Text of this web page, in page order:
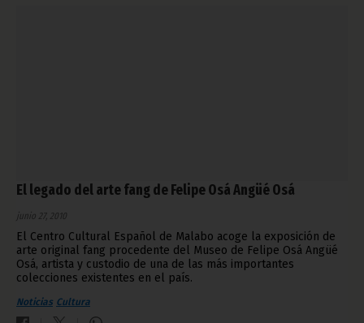
El legado del arte fang de Felipe Osá Angüé Osá
junio 27, 2010
El Centro Cultural Español de Malabo acoge la exposición de
arte original fang procedente del Museo de Felipe Osá Angüé
Osá, artista y custodio de una de las más importantes
colecciones existentes en el país.
Noticias Cultura